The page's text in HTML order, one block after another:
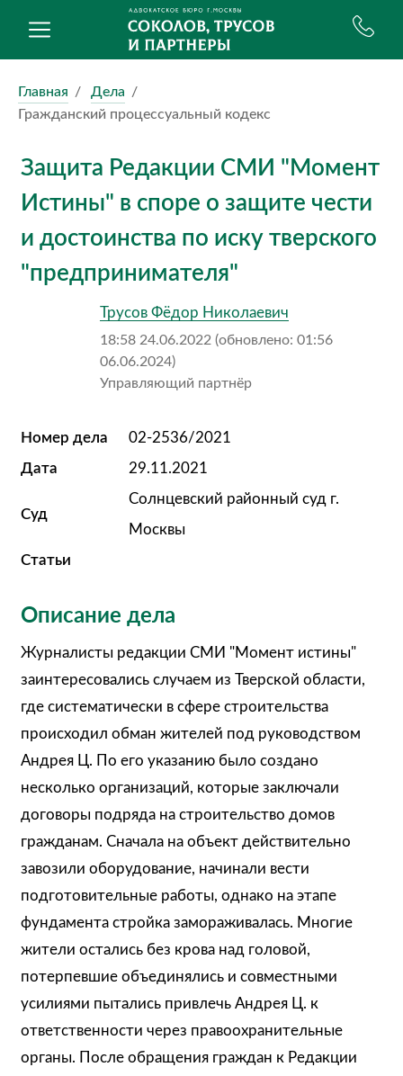
Главная
Дела
Гражданский процессуальный кодекс
Защита Редакции СМИ "Момент
Истины" в споре о защите чести
и достоинства по иску тверского
"предпринимателя"
Трусов Фёдор Николаевич
18:58 24.06.2022 (обновлено: 01:56
06.06.2024)
Управляющий партнёр
Номер дела
02-2536/2021
Дата
29.11.2021
Суд
Солнцевский районный суд г.
Москвы
Статьи
Описание дела
Журналисты редакции СМИ "Момент истины"
заинтересовались случаем из Тверской области,
где систематически в сфере строительства
происходил обман жителей под руководством
Андрея Ц. По его указанию было создано
несколько организаций, которые заключали
договоры подряда на строительство домов
гражданам. Сначала на объект действительно
завозили оборудование, начинали вести
подготовительные работы, однако на этапе
фундамента стройка замораживалась. Многие
жители остались без крова над головой,
потерпевшие объединялись и совместными
усилиями пытались привлечь Андрея Ц. к
ответственности через правоохранительные
органы. После обращения граждан к Редакции